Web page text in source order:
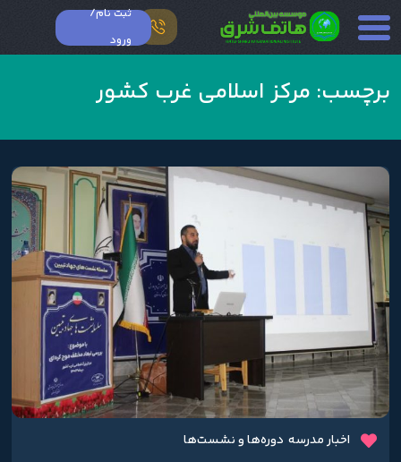
ثبت نام/
ورود
برچسب: مرکز اسلامی غرب کشور
اخبار مدرسه دوره‌ها و نشست‌ها